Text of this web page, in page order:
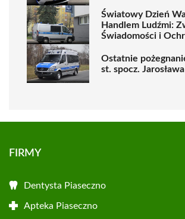
Światowy Dzień
Handlem Ludźmi:
Świadomości i
Ostatnie
st. spocz.
FIRMY
Dentysta Piaseczno
Apteka Piaseczno